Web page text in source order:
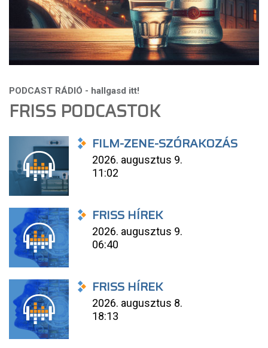
FRISS PODCASTOK
FILM-ZENE-SZÓRAKOZÁS
2026. augusztus 9.
11:02
FRISS HÍREK
2026. augusztus 9.
06:40
FRISS HÍREK
2026. augusztus 8.
18:13